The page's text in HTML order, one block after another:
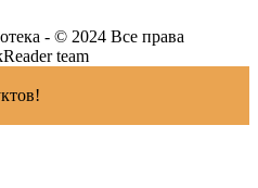
- © 2024 Все права
team